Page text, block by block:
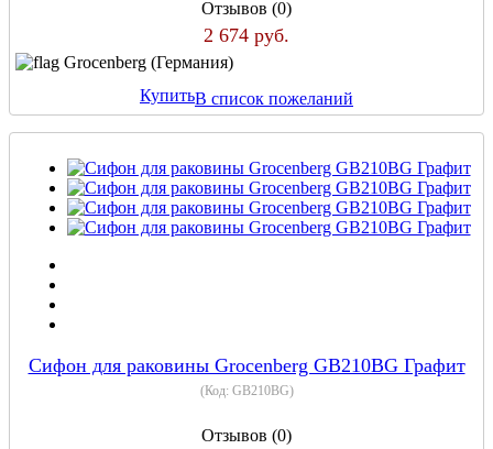
Отзывов (0)
2 674 руб.
Grocenberg (Германия)
КупитьВ список пожеланий
Сифон для раковины Grocenberg GB210BG Графит
(Код: GB210BG)
Отзывов (0)